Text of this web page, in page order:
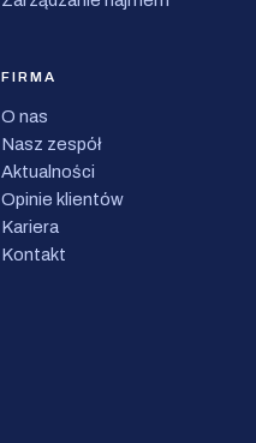
FIRMA
O nas
Nasz zespół
Aktualności
Opinie klientów
Kariera
Kontakt